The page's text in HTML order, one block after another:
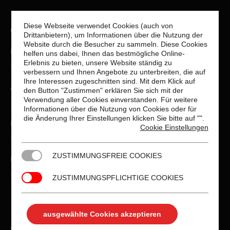
Contact Info
Phone number:
001 234 56 78
Address:
SoHo 94 Broadway St New York, NY 1001
Mail:
hello@dream-theme.com
Business hours:
Mon. - Fri. 10:00 - 19:00
Find us on:
Facebook
page
X
page
Dribbble
page
YouTube
page
Any questions? Get in touch!
Diese Webseite verwendet Cookies (auch von
Drittanbietern), um Informationen über die Nutzung der
Website durch die Besucher zu sammeln. Diese Cookies
helfen uns dabei, Ihnen das bestmögliche Online-
Erlebnis zu bieten, unsere Website ständig zu
verbessern und Ihnen Angebote zu unterbreiten, die auf
Ihre Interessen zugeschnitten sind. Mit dem Klick auf
den Button "Zustimmen" erklären Sie sich mit der
Verwendung aller Cookies einverstanden. Für weitere
Informationen über die Nutzung von Cookies oder für
die Änderung Ihrer Einstellungen klicken Sie bitte auf "
Cookie Einstellungen
".
ZUSTIMMUNGSFREIE COOKIES
ZUSTIMMUNGSPFLICHTIGE COOKIES
ausgewählte Cookies akzeptieren